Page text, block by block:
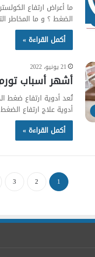
ما أعراض ارتفاع
الضغط ؟ و ما المخاطر
أكمل القراءة »
21 يونيو، 2022
أشهر أسباب
تُعد أدوية ارتفاع ضغط
أدوية علاج ارتفاع
أكمل القراءة »
1
2
3